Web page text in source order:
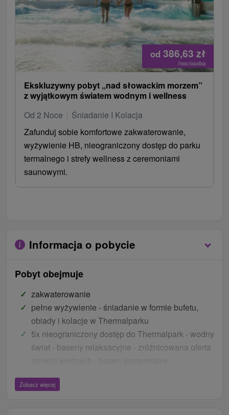
od 386,63 zł
/noc/osoba
Ekskluzywny pobyt „nad słowackim morzem”
z wyjątkowym światem wodnym i wellness
Od 2 Noce
Śniadanie I Kolacja
Zafunduj sobie komfortowe zakwaterowanie,
wyżywienie HB, nieograniczony dostęp do parku
termalnego i strefy wellness z ceremoniami
saunowymi.
Informacja o pobycie
Pobyt obejmuje
zakwaterowanie
pełne wyżywienie - śniadanie w formie bufetu,
obiady i kolacje w Thermalparku
5x nieograniczony dostęp do Thermalpark - wodny
świat - baseny relaksacyjne - zróżnicowana oferta
Kneippa - Kneippa na sucho - Hydromasaż nóg - 4
Zobacz więcej